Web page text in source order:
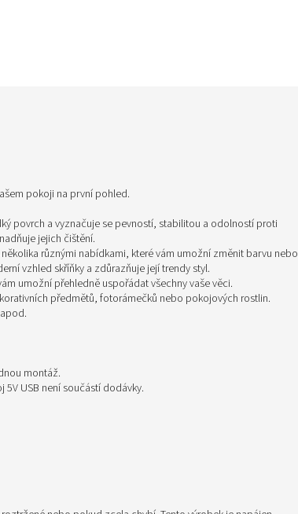
pokoji na první pohled.
povrch a vyznačuje se pevností, stabilitou a odolností proti
jejich čištění.
několika různými nabídkami, které vám umožní změnit barvu nebo
vzhled skříňky a zdůrazňuje její trendy styl.
umožní přehledně uspořádat všechny vaše věci.
předmětů, fotorámečků nebo pokojových rostlin.
montáž.
USB není součástí dodávky.